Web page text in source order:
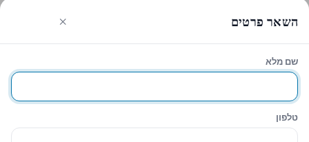
השאר פרטים ×
שם מלא
טלפון